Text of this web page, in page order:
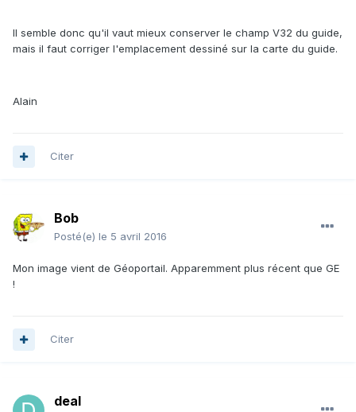
Il semble donc qu'il vaut mieux conserver le champ V32 du guide,
mais il faut corriger l'emplacement dessiné sur la carte du guide.
Alain
Citer
Bob
Posté(e) le 5 avril 2016
Mon image vient de Géoportail. Apparemment plus récent que GE
!
Citer
deal